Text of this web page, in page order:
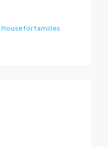
House for families